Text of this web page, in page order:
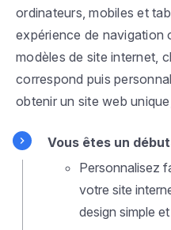
ordinateurs, mobiles et
expérience de navigation
modèles de site internet,
correspond puis
obtenir un site web
Vous êtes un
Personnalisez
votre site
design simple